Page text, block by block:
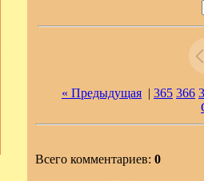
« Предыдущая | 365 366
Всего комментариев: 0